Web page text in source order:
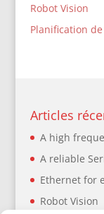
Robot Vision
Planification
Articles
A high
A reliable
Ethernet for
Robot Vision